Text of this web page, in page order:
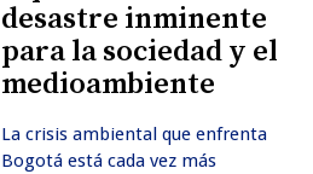
desastre inminente
para la sociedad y el
medioambiente
La crisis ambiental que enfrenta
Bogotá está cada vez más